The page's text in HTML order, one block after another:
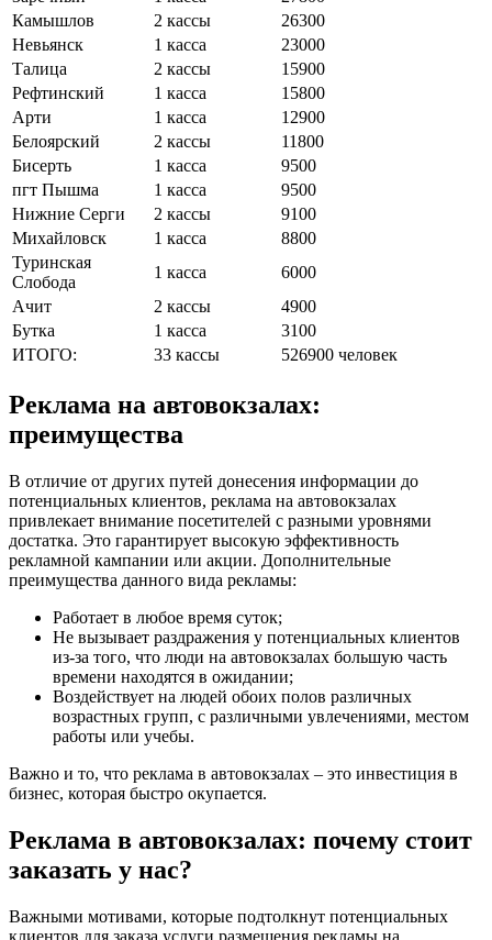
Камышлов
2 кассы
26300
Невьянск
1 касса
23000
Талица
2 кассы
15900
Рефтинский
1 касса
15800
Арти
1 касса
12900
Белоярский
2 кассы
11800
Бисерть
1 касса
9500
пгт Пышма
1 касса
9500
Нижние Серги
2 кассы
9100
Михайловск
1 касса
8800
Туринская
Слобода
1 касса
6000
Ачит
2 кассы
4900
Бутка
1 касса
3100
ИТОГО:
33 кассы 526900 человек
Реклама на автовокзалах:
преимущества
В отличие от других путей донесения информации до
потенциальных клиентов, реклама на автовокзалах
привлекает внимание посетителей с разными уровнями
достатка. Это гарантирует высокую эффективность
рекламной кампании или акции. Дополнительные
преимущества данного вида рекламы:
Работает в любое время суток;
Не вызывает раздражения у потенциальных клиентов
из-за того, что люди на автовокзалах большую часть
времени находятся в ожидании;
Воздействует на людей обоих полов различных
возрастных групп, с различными увлечениями, местом
работы или учебы.
Важно и то, что реклама в автовокзалах – это инвестиция в
бизнес, которая быстро окупается.
Реклама в автовокзалах: почему стоит
заказать у нас?
Важными мотивами, которые подтолкнут потенциальных
клиентов для заказа услуги размещения рекламы на